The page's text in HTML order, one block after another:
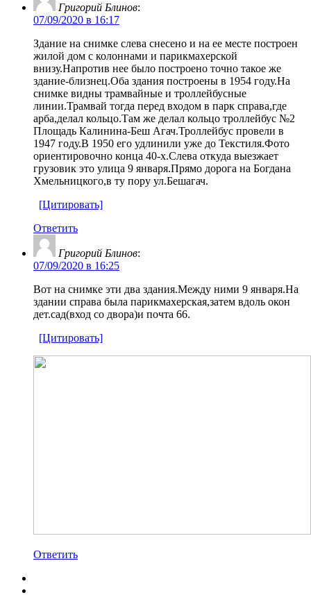
Григорий Блинов:
07/09/2020 в 16:17
Здание на снимке слева снесено и на ее месте построен
жилой дом с колоннами и парикмахерской
внизу.Напротив нее было построено точно такое же
здание-близнец.Оба здания построены в 1954 году.На
снимке видны трамвайные и троллейбусные
линии.Трамвай тогда перед входом в парк справа,где
арба,делал кольцо.Там же делал кольцо троллейбус №2
Площадь Калинина-Беш Агач.Троллейбус провели в
1947 году.В 1950 его удлинили уже до Текстиля.Фото
ориентировочно конца 40-х.Слева откуда выезжает
грузовик это улица 9 января.Прямо дорога на Богдана
Хмельницкого,в ту пору ул.Бешагач.
[Цитировать]
Ответить
Григорий Блинов:
07/09/2020 в 16:25
Вот на снимке эти два здания.Между ними 9 января.На
здании справа была парикмахерская,затем вдоль окон
дет.сад(вход со двора)и почта 66.
[Цитировать]
Ответить